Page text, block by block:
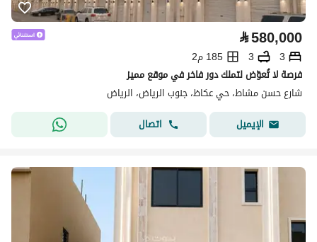
⃁580,000
3
3
185 م2
فرصة لا تُعوّض لتملك دور فاخر في موقع مميز
شارع حسن مشاط، حي عكاظ، جنوب الرياض، الرياض
الإيميل
اتصال